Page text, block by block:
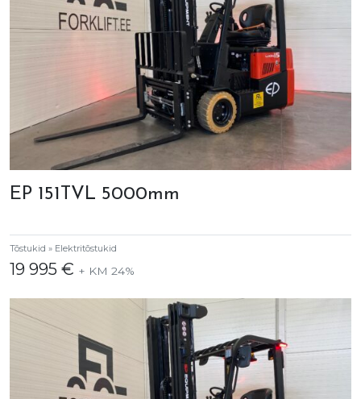
EP 151TVL 5000mm
Tõstukid » Elektritõstukid
19 995 € + KM 24%